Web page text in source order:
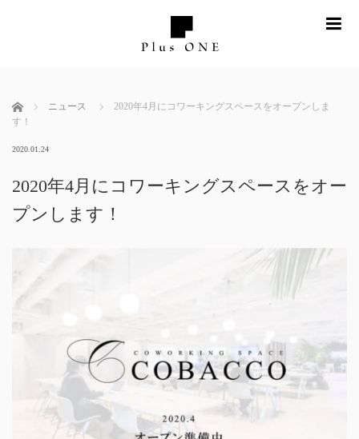
ホーム ニュース
2020年4月にコワーキングスペースをオープンしま
す！
2020.01.24
2020年4月にコワーキングスペースをオー
プンします！